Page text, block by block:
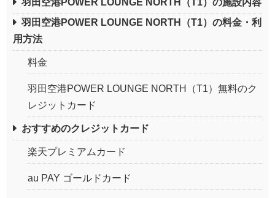
羽田空港POWER LOUNGE NORTH（T1）の料金・利
用方法
料金
羽田空港POWER LOUNGE NORTH（T1）無料のク
レジットカード
おすすめのクレジットカード
楽天プレミアムカード
au PAY ゴールドカード